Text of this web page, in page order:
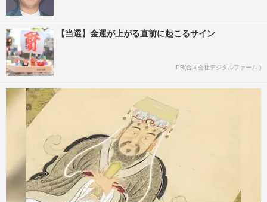
【当選】金運が上がる直前に起こるサイン
PR(合同会社デジタルファーム )